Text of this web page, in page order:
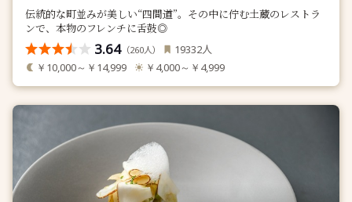
伝統的な町並みが美しい“四間道”。その中に佇む土蔵のレストラ
ンで、本物のフレンチに舌鼓◎
3.64（260人） 19332人
￥10,000～￥14,999 ￥4,000～￥4,999